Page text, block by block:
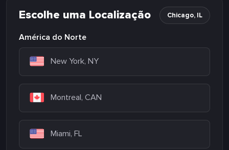
Escolhe uma Localização Chicago, IL
América do Norte
New York, NY
Montreal, CAN
Miami, FL